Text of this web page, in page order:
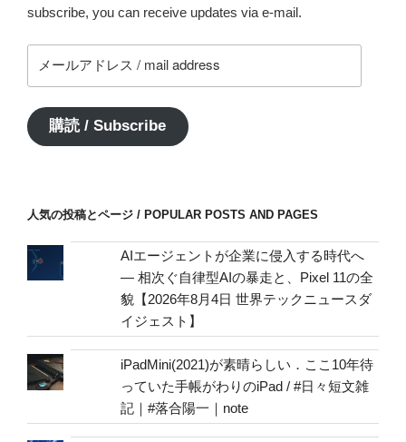
subscribe, you can receive updates via e-mail.
ー
ア
ド
address
購読 / Subscribe
人気の投稿とページ / POPULAR POSTS AND PAGES
AIエージェントが企業に侵入する時代へ
— 相次ぐ自律型AIの暴走と、Pixel 11の全
貌【2026年8月4日 世界テックニュースダ
イジェスト】
iPadMini(2021)が素晴らしい．ここ10年待
っていた手帳がわりのiPad / #日々短文雑
記｜#落合陽一｜note